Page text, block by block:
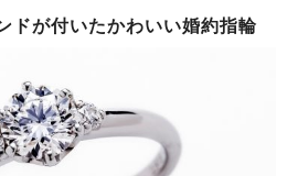
ドが付いたかわいい婚約指輪